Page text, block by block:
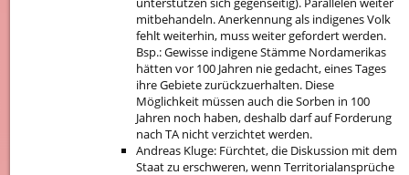
mitbehandeln. Anerkennung als indigenes Volk
fehlt weiterhin, muss weiter gefordert werden.
Bsp.: Gewisse indigene Stämme Nordamerikas
hätten vor 100 Jahren nie gedacht, eines Tages
ihre Gebiete zurückzuerhalten. Diese
Möglichkeit müssen auch die Sorben in 100
Jahren noch haben, deshalb darf auf Forderung
nach TA nicht verzichtet werden.
Andreas Kluge: Fürchtet, die Diskussion mit dem
Staat zu erschweren, wenn Territorialansprüche